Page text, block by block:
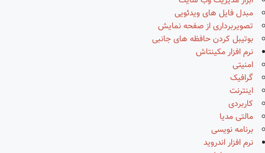
مبدل فایل های ویدئویی
تصویربرداری از صفحه نمایش
بوتیبل کردن حافظه های جانبی
نرم افزار مکینتاش
امنیتی
گرافیک
اینترنت
کاربردی
مالتی مدیا
برنامه نویسی
نرم افزار اندروید